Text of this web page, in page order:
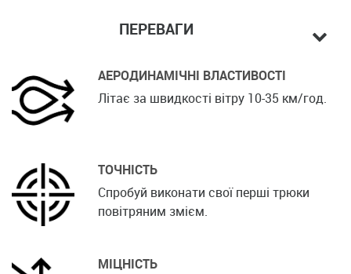
ПЕРЕВАГИ
АЕРОДИНАМІЧНІ ВЛАСТИВОСТІ
Літає за швидкості вітру 10-35 км/год.
ТОЧНІСТЬ
Спробуй виконати свої перші трюки
повітряним змієм.
МІЦНІСТЬ